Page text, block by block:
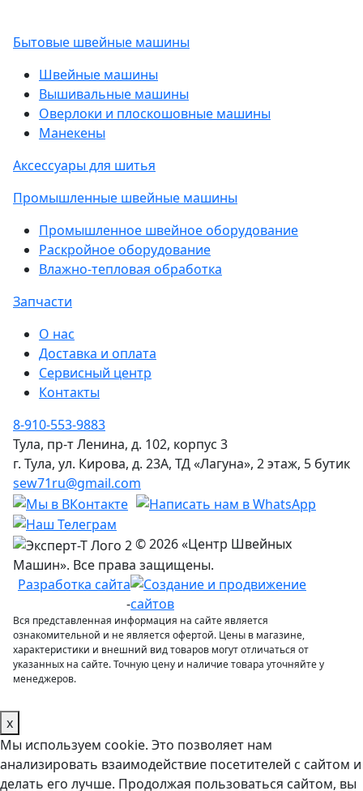
Бытовые швейные машины
Швейные машины
Вышивальные машины
Оверлоки и плоскошовные машины
Манекены
Аксессуары для шитья
Промышленные швейные машины
Промышленное швейное оборудование
Раскройное оборудование
Влажно-тепловая обработка
Запчасти
О нас
Доставка и оплата
Сервисный центр
Контакты
8-910-553-9883
Тула, пр-т Ленина, д. 102, корпус 3
г. Тула, ул. Кирова, д. 23А, ТД «Лагуна», 2 этаж, 5 бутик
sew71ru@gmail.com
© 2026 «Центр Швейных
Машин». Все права защищены.
Разработка сайта
-
Вся представленная информация на сайте является
ознакомительной и не является офертой. Цены в магазине,
характеристики и внешний вид товаров могут отличаться от
указанных на сайте. Точную цену и наличие товара уточняйте у
менеджеров.
x
Мы используем cookie. Это позволяет нам
анализировать взаимодействие посетителей с сайтом и
делать его лучше. Продолжая пользоваться сайтом, вы